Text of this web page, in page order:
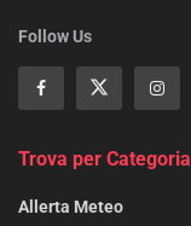
Follow Us
Trova per Categoria
Allerta Meteo